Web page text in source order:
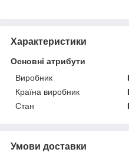
Характеристики
Основні атрибути
Виробник
Країна виробник
Стан
Умови доставки